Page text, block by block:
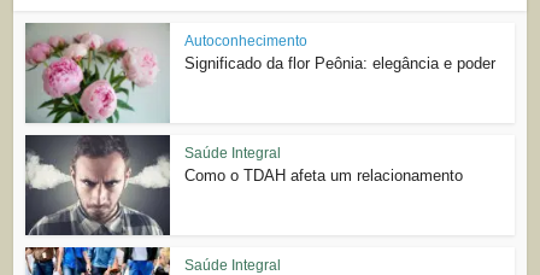
Autoconhecimento
Significado da flor Peônia: elegância e poder
Saúde Integral
Como o TDAH afeta um relacionamento
Saúde Integral